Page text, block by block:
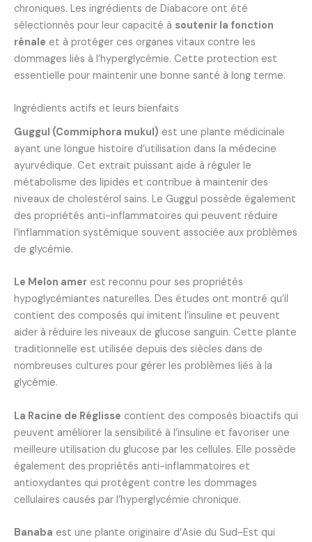
chroniques. Les ingrédients de Diabacore ont été
sélectionnés pour leur capacité à soutenir la fonction
rénale et à protéger ces organes vitaux contre les
dommages liés à l’hyperglycémie. Cette protection est
essentielle pour maintenir une bonne santé à long terme.
Ingrédients actifs et leurs bienfaits
Guggul (Commiphora mukul) est une plante médicinale
ayant une longue histoire d’utilisation dans la médecine
ayurvédique. Cet extrait puissant aide à réguler le
métabolisme des lipides et contribue à maintenir des
niveaux de cholestérol sains. Le Guggul possède également
des propriétés anti-inflammatoires qui peuvent réduire
l’inflammation systémique souvent associée aux problèmes
de glycémie.
Le Melon amer est reconnu pour ses propriétés
hypoglycémiantes naturelles. Des études ont montré qu’il
contient des composés qui imitent l’insuline et peuvent
aider à réduire les niveaux de glucose sanguin. Cette plante
traditionnelle est utilisée depuis des siècles dans de
nombreuses cultures pour gérer les problèmes liés à la
glycémie.
La Racine de Réglisse contient des composés bioactifs qui
peuvent améliorer la sensibilité à l’insuline et favoriser une
meilleure utilisation du glucose par les cellules. Elle possède
également des propriétés anti-inflammatoires et
antioxydantes qui protègent contre les dommages
cellulaires causés par l’hyperglycémie chronique.
Banaba est une plante originaire d’Asie du Sud-Est qui